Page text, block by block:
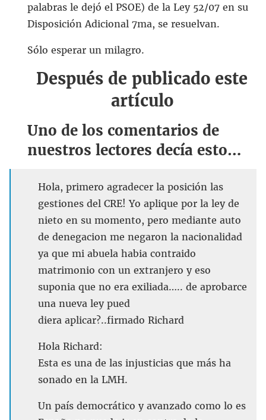
palabras le dejó el PSOE) de la Ley 52/07 en su
Disposición Adicional 7ma, se resuelvan.
Sólo esperar un milagro.
Después de publicado este
artículo
Uno de los comentarios de
nuestros lectores decía esto…
Hola, primero agradecer la posición las
gestiones del CRE! Yo aplique por la ley de
nieto en su momento, pero mediante auto
de denegacion me negaron la nacionalidad
ya que mi abuela habia contraido
matrimonio con un extranjero y eso
suponia que no era exiliada….. de aprobarce
una nueva ley pued
diera aplicar?..firmado Richard
Hola Richard:
Esta es una de las injusticias que más ha
sonado en la LMH.
Un país democrático y avanzado como lo es